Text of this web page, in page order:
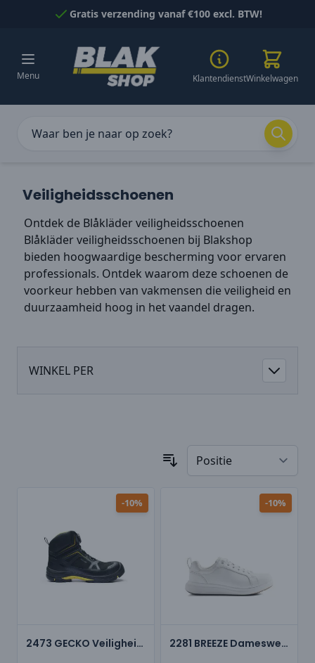
Naar inhoud gaanGratis verzending vanaf €100 excl. BTW!
Menu KlantendienstWinkelwagen
Veiligheidsschoenen
Ontdek de Blåkläder veiligheidsschoenen
Blåkläder veiligheidsschoenen bij Blakshop
bieden hoogwaardige bescherming voor ervaren
professionals. Ontdek waarom deze schoenen de
voorkeur hebben van vakmensen die veiligheid en
duurzaamheid hoog in het vaandel dragen.
WINKEL PER
-10%
2473 GECKO Veiligheidsschoen
-10%
2281 BREEZE Dameswerkschoen 01